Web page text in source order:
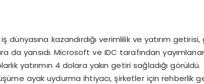
dünyasına kazandırdığı verimlilik ve yatırım
da yansıdı. Microsoft ve IDC tarafından
yatırımın 4 dolara yakın getiri sağladığı
ayak uydurma ihtiyacı, şirketler için rehberlik